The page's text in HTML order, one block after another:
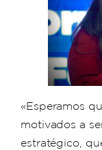
«Esperamos
motivados a
estratégico,